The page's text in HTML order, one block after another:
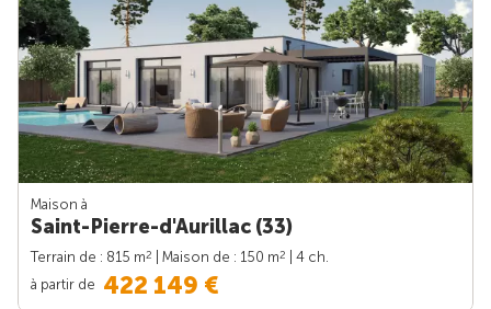
Maison à
Saint-Pierre-d'Aurillac (33)
Terrain de : 815 m2 | Maison de : 150 m2
| 4 ch.
à partir de 422 149 €